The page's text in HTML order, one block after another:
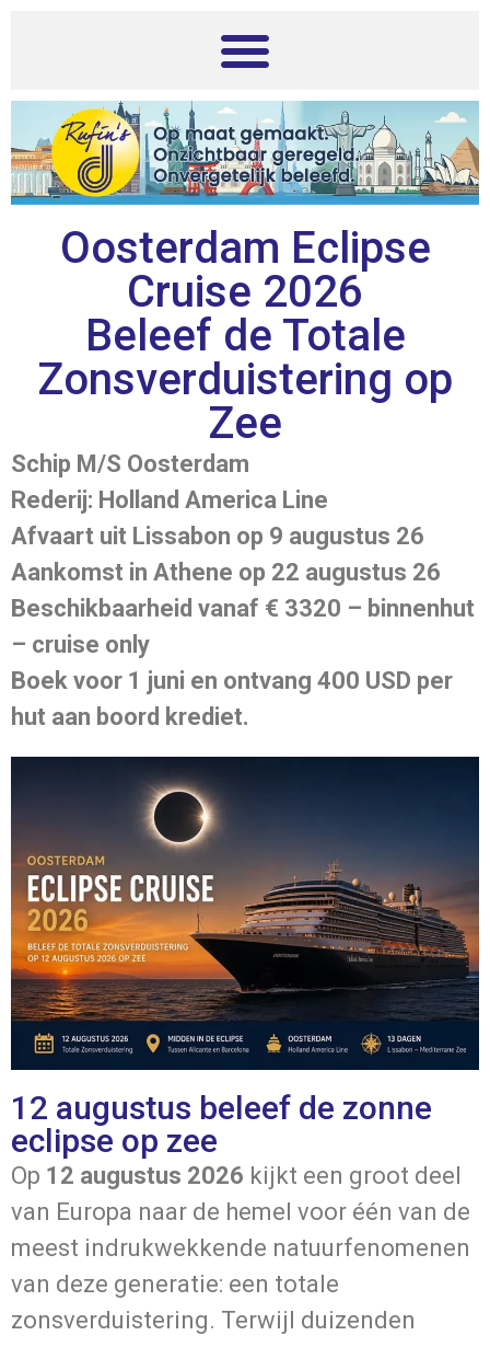
Oosterdam Eclipse
Cruise 2026
Beleef de Totale
Zonsverduistering op
Zee
Schip M/S Oosterdam
Rederij: Holland America Line
Afvaart uit Lissabon op 9 augustus 26
Aankomst in Athene op 22 augustus 26
Beschikbaarheid vanaf € 3320 – binnenhut
– cruise only
Boek voor 1 juni en ontvang 400 USD per
hut aan boord krediet.
12 augustus beleef de zonne
eclipse op zee
Op 12 augustus 2026 kijkt een groot deel
van Europa naar de hemel voor één van de
meest indrukwekkende natuurfenomenen
van deze generatie: een totale
zonsverduistering. Terwijl duizenden